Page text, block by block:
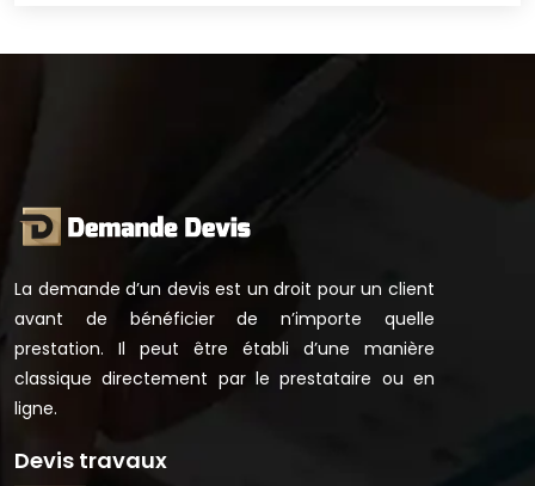
La demande d’un devis est un droit pour un client
avant de bénéficier de n’importe quelle
prestation. Il peut être établi d’une manière
classique directement par le prestataire ou en
ligne.
Devis travaux